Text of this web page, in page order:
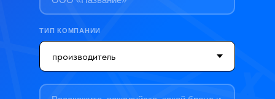
ТИП КОМПАНИИ